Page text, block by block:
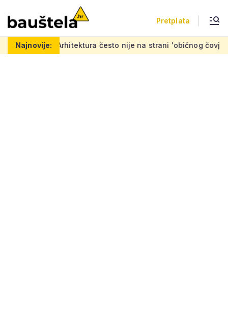
Pretplata
Najnovije:
često nije na strani 'običnog čovjeka': 'Mora se